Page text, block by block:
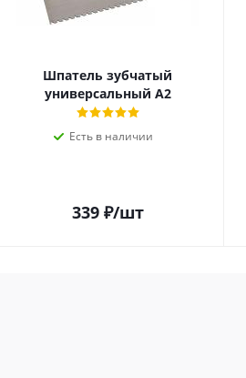
Шпатель зубчатый
универсальный A2
Есть в наличии
339₽/шт